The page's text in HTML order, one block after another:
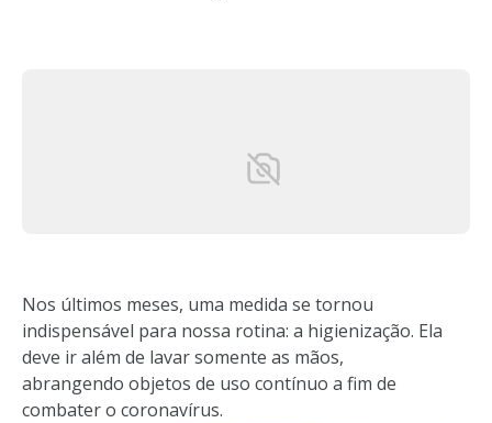
Nos últimos meses, uma medida se tornou
indispensável para nossa rotina: a higienização. Ela
deve ir além de lavar somente as mãos,
abrangendo objetos de uso contínuo a fim de
combater o coronavírus.